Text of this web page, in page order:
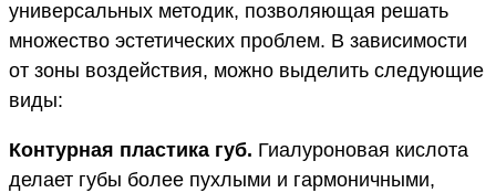
универсальных методик, позволяющая решать
множество эстетических проблем. В зависимости
от зоны воздействия, можно выделить следующие
виды:
Контурная пластика губ. Гиалуроновая кислота
делает губы более пухлыми и гармоничными,